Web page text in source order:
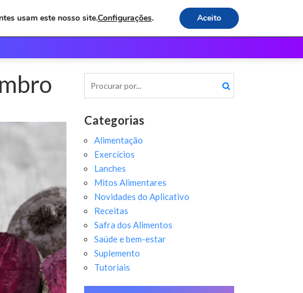
Contato
Categorias
Alimentação
Exercícios
Lanches
Mitos Alimentares
Novidades do Aplicativo
Receitas
Safra dos Alimentos
Saúde e bem-estar
Suplemento
Tutoriais
usam este nosso site.Configurações. Aceito